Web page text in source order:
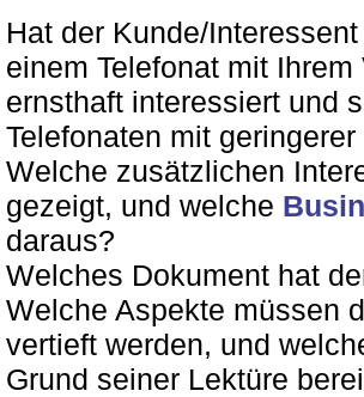
Hat der Kunde/
einem Telefonat mit
ernsthaft interessiert und
Telefonaten mit
Welche zusätzlichen
gezeigt, und welche
daraus?
Welches Dokument hat
Welche Aspekte müssen
vertieft werden, und
Grund seiner Lektüre